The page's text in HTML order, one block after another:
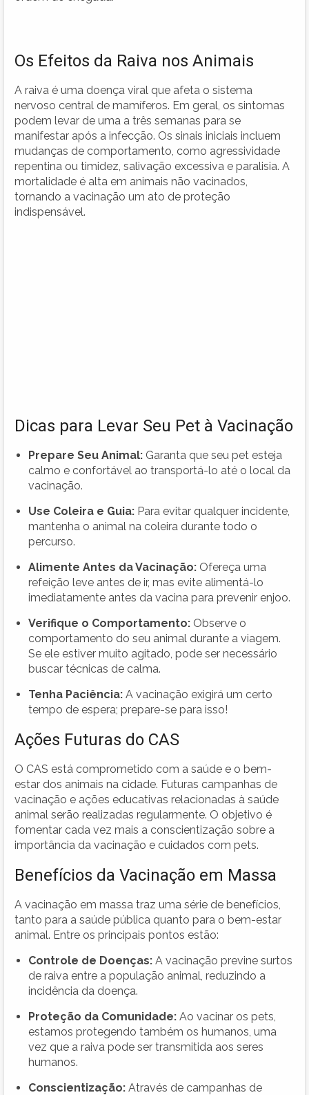
Os Efeitos da Raiva nos Animais
A raiva é uma doença viral que afeta o sistema
nervoso central de mamíferos. Em geral, os sintomas
podem levar de uma a três semanas para se
manifestar após a infecção. Os sinais iniciais incluem
mudanças de comportamento, como agressividade
repentina ou timidez, salivação excessiva e paralisia. A
mortalidade é alta em animais não vacinados,
tornando a vacinação um ato de proteção
indispensável.
Dicas para Levar Seu Pet à Vacinação
Prepare Seu Animal: Garanta que seu pet esteja
calmo e confortável ao transportá-lo até o local da
vacinação.
Use Coleira e Guia: Para evitar qualquer incidente,
mantenha o animal na coleira durante todo o
percurso.
Alimente Antes da Vacinação: Ofereça uma
refeição leve antes de ir, mas evite alimentá-lo
imediatamente antes da vacina para prevenir enjoo.
Verifique o Comportamento: Observe o
comportamento do seu animal durante a viagem.
Se ele estiver muito agitado, pode ser necessário
buscar técnicas de calma.
Tenha Paciência: A vacinação exigirá um certo
tempo de espera; prepare-se para isso!
Ações Futuras do CAS
O CAS está comprometido com a saúde e o bem-
estar dos animais na cidade. Futuras campanhas de
vacinação e ações educativas relacionadas à saúde
animal serão realizadas regularmente. O objetivo é
fomentar cada vez mais a conscientização sobre a
importância da vacinação e cuidados com pets.
Benefícios da Vacinação em Massa
A vacinação em massa traz uma série de benefícios,
tanto para a saúde pública quanto para o bem-estar
animal. Entre os principais pontos estão:
Controle de Doenças: A vacinação previne surtos
de raiva entre a população animal, reduzindo a
incidência da doença.
Proteção da Comunidade: Ao vacinar os pets,
estamos protegendo também os humanos, uma
vez que a raiva pode ser transmitida aos seres
humanos.
Conscientização: Através de campanhas de